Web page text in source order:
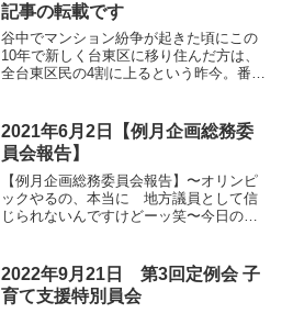
記事の転載です
谷中でマンション紛争が起きた頃にこの
10年で新しく台東区に移り住んだ方は、
全台東区民の4割に上るという昨今。番地
悲しい気持ちにもなる。しかし、次の時
代を担う子供達のため...
2021年6月2日【例月企画総務委
員会報告】
【例月企画総務委員会報告】〜オリンピ
ックやるの、本当に 地方議員として信
じられないんですけどーッ笑〜今日の衆
やるか分からない。政府は説明を』とい
う発言に学者としての矜持...
2022年9月21日 第3回定例会 子
育て支援特別員会